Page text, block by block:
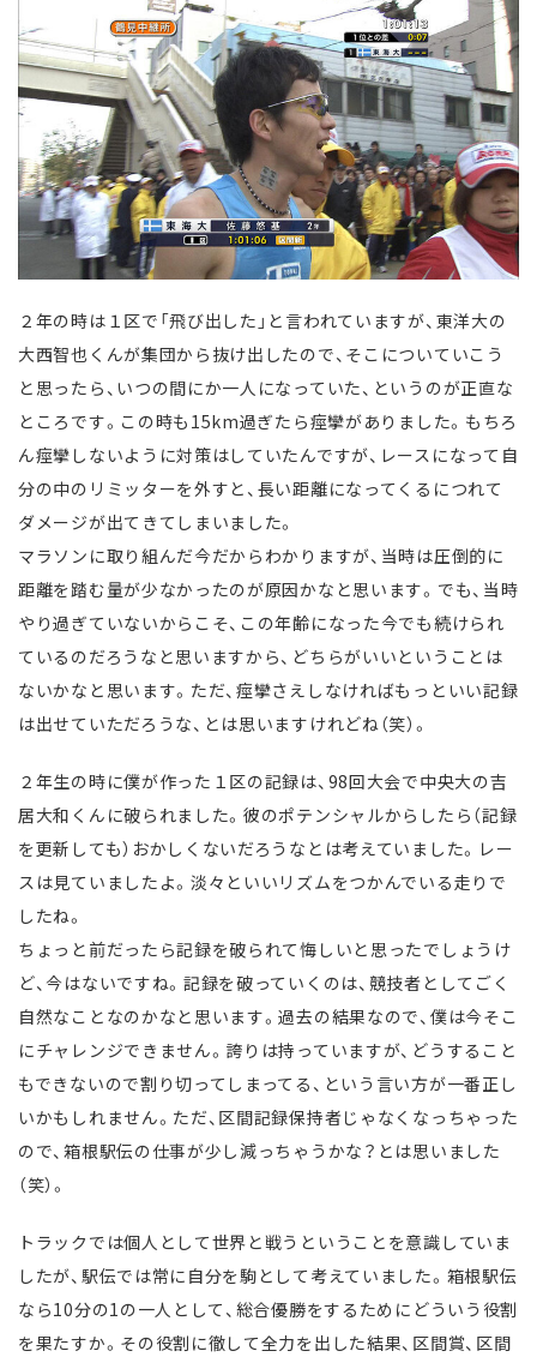
２年の時は１区で「飛び出した」と言われていますが、東洋大の
大西智也くんが集団から抜け出したので、そこについていこう
と思ったら、いつの間にか一人になっていた、というのが正直な
ところです。この時も15km過ぎたら痙攣がありました。もちろ
ん痙攣しないように対策はしていたんですが、レースになって自
分の中のリミッターを外すと、長い距離になってくるにつれて
ダメージが出てきてしまいました。
マラソンに取り組んだ今だからわかりますが、当時は圧倒的に
距離を踏む量が少なかったのが原因かなと思います。でも、当時
やり過ぎていないからこそ、この年齢になった今でも続けられ
ているのだろうなと思いますから、どちらがいいということは
ないかなと思います。ただ、痙攣さえしなければもっといい記録
は出せていただろうな、とは思いますけれどね（笑）。
２年生の時に僕が作った１区の記録は、98回大会で中央大の吉
居大和くんに破られました。彼のポテンシャルからしたら（記録
を更新しても）おかしくないだろうなとは考えていました。レー
スは見ていましたよ。淡々といいリズムをつかんでいる走りで
したね。
ちょっと前だったら記録を破られて悔しいと思ったでしょうけ
ど、今はないですね。記録を破っていくのは、競技者としてごく
自然なことなのかなと思います。過去の結果なので、僕は今そこ
にチャレンジできません。誇りは持っていますが、どうすること
もできないので割り切ってしまってる、という言い方が一番正し
いかもしれません。ただ、区間記録保持者じゃなくなっちゃった
ので、箱根駅伝の仕事が少し減っちゃうかな？とは思いました
（笑）。
トラックでは個人として世界と戦うということを意識していま
したが、駅伝では常に自分を駒として考えていました。箱根駅伝
なら10分の1の一人として、総合優勝をするためにどういう役割
を果たすか。その役割に徹して全力を出した結果、区間賞、区間